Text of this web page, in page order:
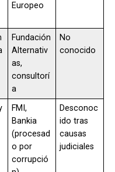
Europeo
Fundación
Alternativ
as,
consultorí
a
No
conocido
FMI,
Bankia
(procesad
o por
corrupció
Desconoc
ido tras
causas
judiciales